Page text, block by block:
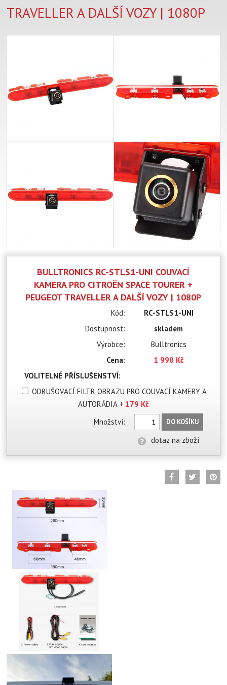
TRAVELLER A DALŠÍ VOZY | 1080P
BULLTRONICS RC-STLS1-UNI COUVACÍ
KAMERA PRO CITROËN SPACE TOURER +
PEUGEOT TRAVELLER A DALŠÍ VOZY | 1080P
Kód:
RC-STLS1-UNI
Dostupnost:
skladem
Výrobce:
Bulltronics
Cena:
1 990 Kč
VOLITELNÉ PŘÍSLUŠENSTVÍ:
ODRUŠOVACÍ FILTR OBRAZU PRO COUVACÍ KAMERY A
AUTORÁDIA + 179 Kč
Množství:
DO KOŠÍKU
dotaz na zboží